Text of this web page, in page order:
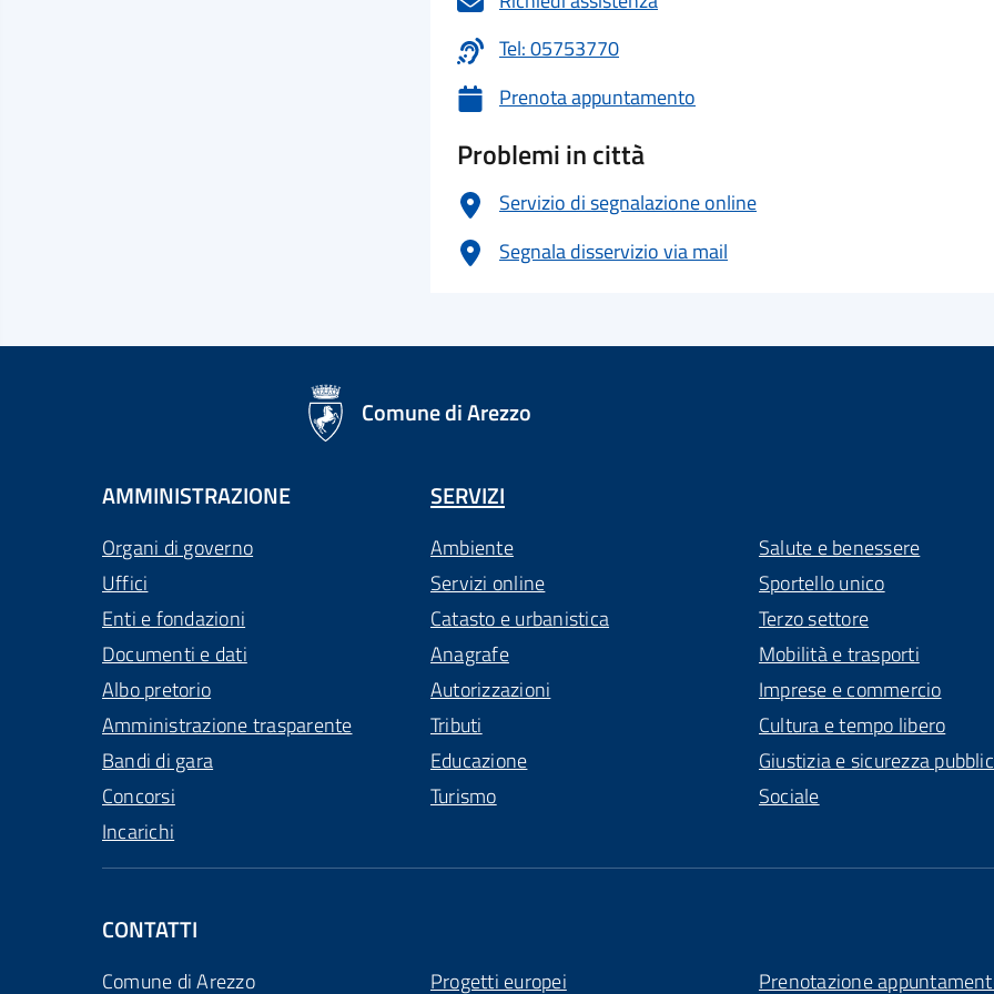
Tel: 05753770
Prenota appuntamento
Problemi in città
Servizio di segnalazione online
Segnala disservizio via mail
Comune di Arezzo
AMMINISTRAZIONE
Organi di governo
Uffici
Enti e fondazioni
Documenti e dati
Albo pretorio
Amministrazione trasparente
Bandi di gara
Concorsi
Incarichi
SERVIZI
Ambiente
Servizi online
Catasto e urbanistica
Anagrafe
Autorizzazioni
Tributi
Educazione
Turismo
Salute e benessere
Sportello unico
Terzo settore
Mobilità e trasporti
Imprese e commercio
Cultura e tempo libero
Giustizia e sicurezza
Sociale
CONTATTI
Comune di Arezzo Progetti europei Prenotazione